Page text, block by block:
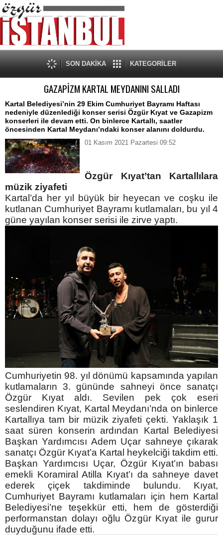
SON DAKİKA KATEGORİLER
GAZAPİZM KARTAL MEYDANINI SALLADI
Kartal Belediyesi’nin 29 Ekim Cumhuriyet Bayramı Haftası
nedeniyle düzenlediği konser serisi Özgür Kıyat ve Gazapizm
konserleri ile devam etti. On binlerce Kartallı, saatler
öncesinden Kartal Meydanı’ndaki konser alanını doldurdu.
01 Kasım 2021 Pazartesi 09:52
Özgür Kıyat’tan Kartallılara
müzik ziyafeti
Kartal’da her yıl büyük bir heyecan ve coşku ile
kutlanan Cumhuriyet Bayramı kutlamaları, bu yıl 4
güne yayılan konser serisi ile zirve yaptı.
Cumhuriyetin 98. yıl dönümü kapsamında yapılan
kutlamaların 3. gününde sahneyi önce sanatçı
Özgür Kıyat aldı. Sevilen pek çok eseri
seslendiren Kıyat, Kartal Meydanı’nda on binlerce
Kartallıya tam bir müzik ziyafeti çekti. Yaklaşık 1
saat süren konserin ardından Kartal Belediyesi
Başkan Yardımcısı Adem Uçar sahneye çıkarak
sanatçı Özgür Kıyat’a Kartal heykelciği takdim etti.
Başkan Yardımcısı Uçar, Özgür Kıyat’ın babası
emekli Koramiral Atilla Kıyat’ı da sahneye davet
ederek çiçek takdiminde bulundu. Kıyat,
Cumhuriyet Bayramı kutlamaları için hem Kartal
Belediyesi’ne teşekkür etti, hem de gösterdiği
performanstan dolayı oğlu Özgür Kıyat ile gurur
duyduğunu ifade etti.